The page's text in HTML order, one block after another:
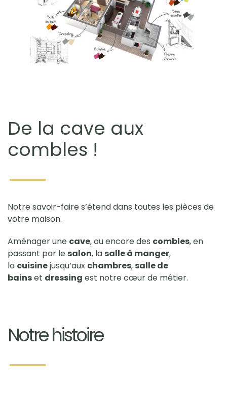
De la cave aux
combles !
Notre savoir-faire s’étend dans toutes les pièces de
votre maison.
Aménager une cave, ou encore des combles, en
passant par le salon, la salle à manger,
la cuisinejusqu’aux chambres, salle de
bainset dressing est notre cœur de métier.
Notre histoire